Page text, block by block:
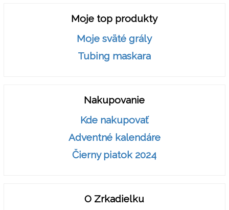
Moje top produkty
Moje sväté grály
Tubing maskara
Nakupovanie
Kde nakupovať
Adventné kalendáre
Čierny piatok 2024
O Zrkadielku